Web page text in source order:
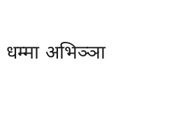
अभिञ्ञा